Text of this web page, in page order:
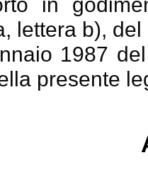
lettera b),
1987
presente